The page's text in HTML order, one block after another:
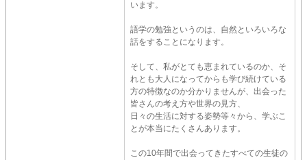
います。
語学の勉強というのは、自然といろいろな
話をすることになります。
そして、私がとても恵まれているのか、そ
れとも大人になってからも学び続けている
方の特徴なのか分かりませんが、出会った
皆さんの考え方や世界の見方、
日々の生活に対する姿勢等々から、学ぶこ
とが本当にたくさんあります。
この10年間で出会ってきたすべての生徒の